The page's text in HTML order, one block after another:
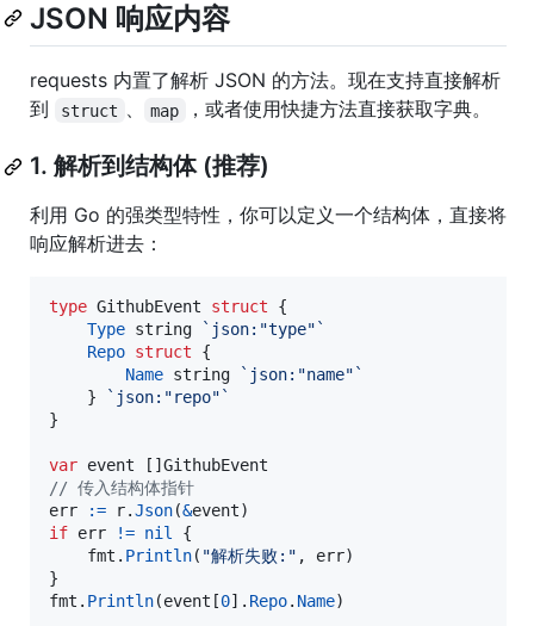
JSON 响应内容
requests 内置了解析 JSON 的方法。现在支持直接解析
到
struct 、 map ，或者使用快捷方法直接获取字典。
1. 解析到结构体 (推荐)
利用 Go 的强类型特性，你可以定义一个结构体，直接将
响应解析进去：
type GithubEvent struct {
Type string
`json:"type"`
Repo struct {
Name string
`json:"name"`
	}
`json:"repo"`
}
var event [] GithubEvent
// 传入结构体指针
err
:= r.Json(&event
if err != nil {
fmt . Println( "解析失败:" , err)
fmt . Println(event [0]. Repo. Name)